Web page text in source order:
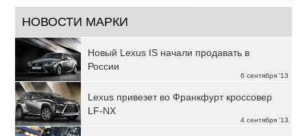
НОВОСТИ МАРКИ
6 сентября '13
Новый Lexus IS начали продавать в
России
4 сентября '13
Lexus привезет во Франкфурт кроссовер
LF-NX